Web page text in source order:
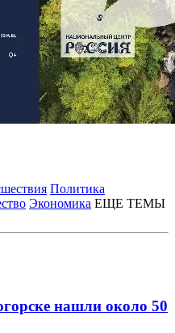
Политика
Экономика ЕЩЕ ТЕМЫ
нашли около 50